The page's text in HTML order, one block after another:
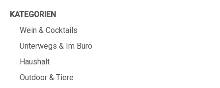
KATEGORIEN
Wein & Cocktails
Unterwegs & Im Büro
Haushalt
Outdoor & Tiere